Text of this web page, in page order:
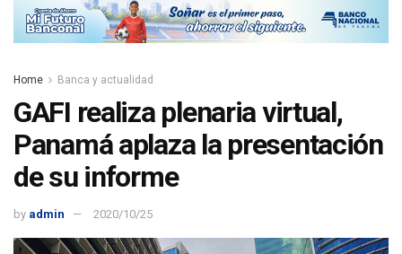
Home Banca y actualidad
GAFI realiza plenaria virtual,
Panamá aplaza la presentación
de su informe
by admin 2020/10/25